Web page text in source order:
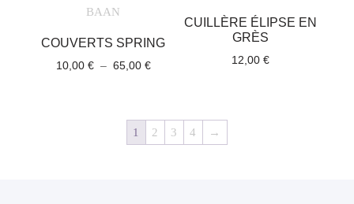
COUVERTS SPRING
10,00 € – 65,00 €Plage
10,00 €
à
CUILLÈRE ÉLIPSE EN
GRÈS
12,00€
1 2 3 4 →